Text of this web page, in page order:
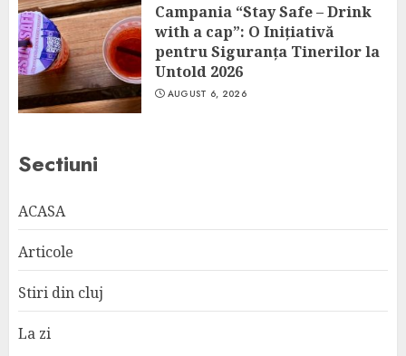
Campania “Stay Safe – Drink
with a cap”: O Inițiativă
pentru Siguranța Tinerilor la
Untold 2026
AUGUST 6, 2026
Sectiuni
ACASA
Articole
Stiri din cluj
La zi